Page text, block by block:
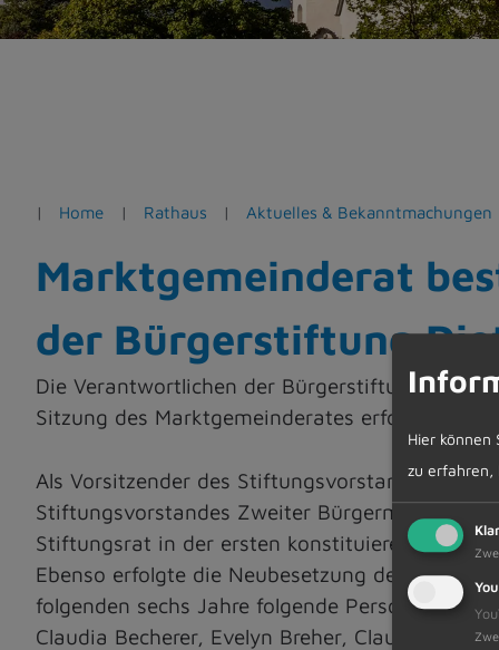
e
n
Home Rathaus Aktuelles & Bekanntmachungen
Marktgemeinderat
der Bürgerstiftung
Die Verantwortlichen der Bürgerstiftung
Sitzung des Marktgemeinderates erfolgte
Als Vorsitzender des Stiftungsvorstandes
Stiftungsvorstandes Zweiter Bürgermeister
Stiftungsrat in der ersten konstituierenden
Ebenso erfolgte die Neubesetzung des
folgenden sechs Jahre folgende Personen an:
Claudia Becherer, Evelyn Breher, Claudia
Hier können
zu erfahren,